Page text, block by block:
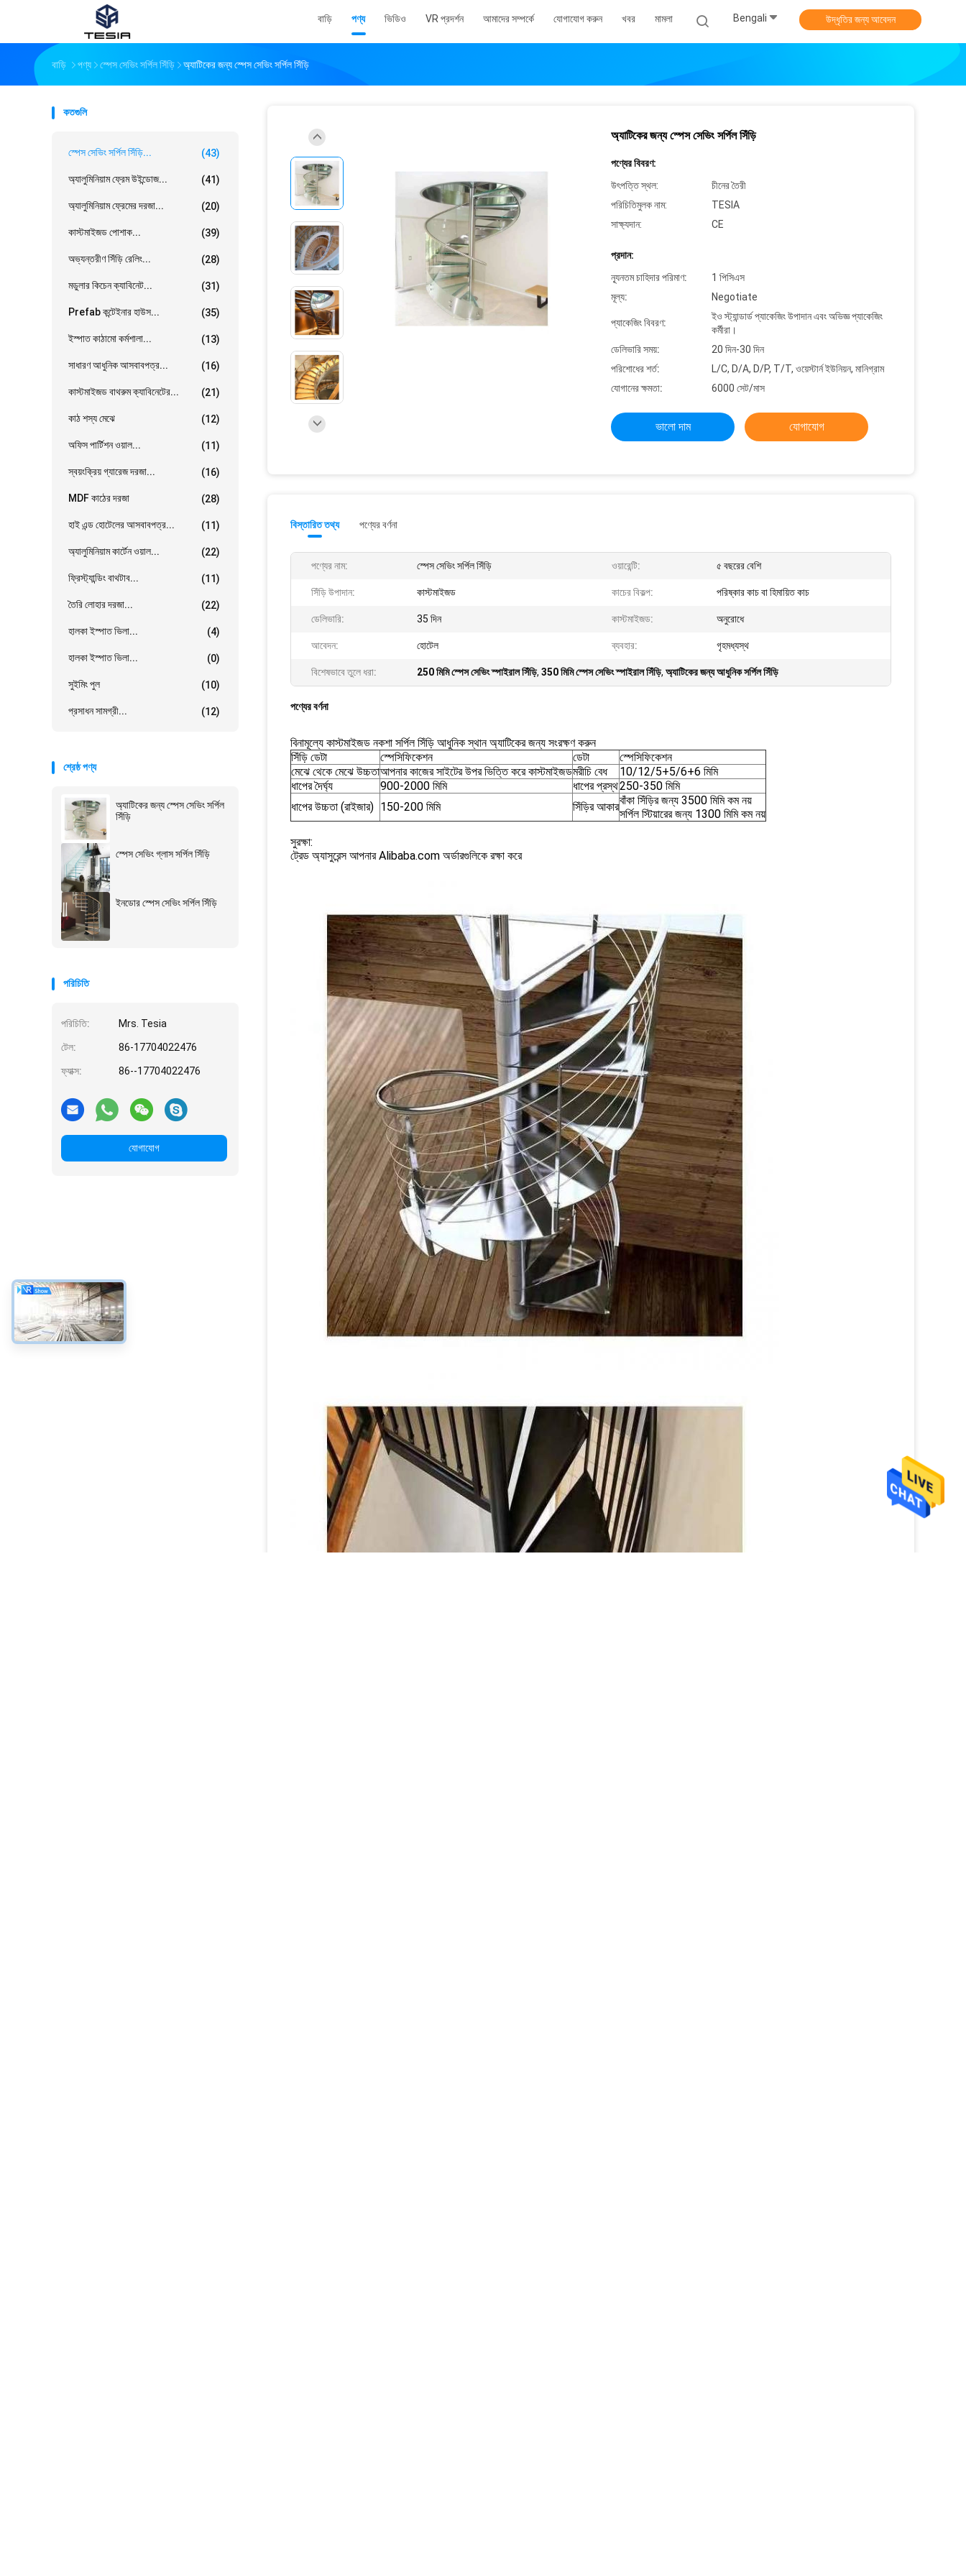
বাড়ি পণ্য ভিডিও VR প্রদর্শন আমাদের সম্পর্কে যোগাযোগ করুন খবর মামলা Bengali উদ্ধৃতির জন্য আবেদন
বাড়ি পণ্য স্পেস সেভিং সর্পিল সিঁড়ি অ্যাটিকের জন্য স্পেস সেভিং সর্পিল সিঁড়ি
কতগুলি
স্পেস সেভিং সর্পিল সিঁড়ি... (43)
অ্যালুমিনিয়াম ফ্রেম উইন্ডোজ... (41)
অ্যালুমিনিয়াম ফ্রেমের দরজা... (20)
কাস্টমাইজড পোশাক... (39)
অভ্যন্তরীণ সিঁড়ি রেলিং... (28)
মডুলার কিচেন ক্যাবিনেট... (31)
Prefab কন্টেইনার হাউস... (35)
ইস্পাত কাঠামো কর্মশালা... (13)
সাধারণ আধুনিক আসবাবপত্র... (16)
কাস্টমাইজড বাথরুম ক্যাবিনেটের... (21)
কাঠ শস্য মেঝে (12)
অফিস পার্টিশন ওয়াল... (11)
স্বয়ংক্রিয় গ্যারেজ দরজা... (16)
MDF কাঠের দরজা (28)
হাই এন্ড হোটেলের আসবাবপত্র... (11)
অ্যালুমিনিয়াম কার্টেন ওয়াল... (22)
ফ্রিস্ট্যান্ডিং বাথটাব... (11)
তৈরি লোহার দরজা... (22)
হালকা ইস্পাত ভিলা... (4)
হালকা ইস্পাত ভিলা... (0)
সুইমিং পুল (10)
প্রসাধন সামগ্রী... (12)
শ্রেষ্ঠ পণ্য
অ্যাটিকের জন্য স্পেস সেভিং সর্পিল
সিঁড়ি
স্পেস সেভিং গ্লাস সর্পিল সিঁড়ি
ইনডোর স্পেস সেভিং সর্পিল সিঁড়ি
পরিচিতি
পরিচিতি: Mrs. Tesia
টেল: 86-17704022476
ফ্যাক্স: 86--17704022476
যোগাযোগ
অ্যাটিকের জন্য স্পেস সেভিং সর্পিল সিঁড়ি
পণ্যের বিবরণ:
উৎপত্তি স্থল:
চীনের তৈরী
পরিচিতিমুলক নাম:
TESIA
সাক্ষ্যদান:
CE
প্রদান:
ন্যূনতম চাহিদার পরিমাণ:
1 পিসিএস
মূল্য:
Negotiate
প্যাকেজিং বিবরণ:
ইও স্ট্যান্ডার্ড প্যাকেজিং উপাদান এবং অভিজ্ঞ প্যাকেজিং
কর্মীরা।
ডেলিভারি সময়:
20 দিন-30 দিন
পরিশোধের শর্ত:
L/C, D/A, D/P, T/T, ওয়েস্টার্ন ইউনিয়ন, মানিগ্রাম
যোগানের ক্ষমতা:
6000 সেট/মাস
ভালো দাম যোগাযোগ
বিস্তারিত তথ্য পণ্যের বর্ণনা
পণ্যের নাম: স্পেস সেভিং সর্পিল সিঁড়ি ওয়ারেন্টি: ৫ বছরের বেশি
সিঁড়ি উপাদান: কাস্টমাইজড কাচের বিকল্প: পরিষ্কার কাচ বা হিমায়িত কাচ
ডেলিভারি: 35 দিন কাস্টমাইজড: অনুরোধে
আবেদন: হোটেল ব্যবহার: গৃহমধ্যস্থ
বিশেষভাবে তুলে ধরা: 250 মিমি স্পেস সেভিং স্পাইরাল সিঁড়ি, 350 মিমি স্পেস সেভিং স্পাইরাল সিঁড়ি, অ্যাটিকের জন্য আধুনিক সর্পিল সিঁড়ি
পণ্যের বর্ণনা
বিনামূল্যে কাস্টমাইজড নকশা সর্পিল সিঁড়ি আধুনিক স্থান অ্যাটিকের জন্য সংরক্ষণ করুন
সিঁড়ি ডেটা
স্পেসিফিকেশন ডেটা
স্পেসিফিকেশন
মেঝে থেকে মেঝে উচ্চতাআপনার কাজের সাইটের উপর ভিত্তি করে কাস্টমাইজডমরীচি বেধ
10/12/5+5/6+6 মিমি
ধাপের দৈর্ঘ্য
900-2000 মিমি ধাপের প্রস্থ250-350 মিমি
ধাপের উচ্চতা (রাইজার) 150-200 মিমি সিঁড়ির আকারবাঁকা সিঁড়ির জন্য 3500 মিমি কম নয়
সর্পিল স্টিয়ারের জন্য 1300 মিমি কম নয়
সুরক্ষা:
ট্রেড অ্যাসুরেন্স আপনার Alibaba.com অর্ডারগুলিকে রক্ষা করে